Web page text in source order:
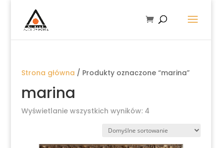
Strona główna / Produkty oznaczone “marina”
marina
Wyświetlanie wszystkich wyników: 4